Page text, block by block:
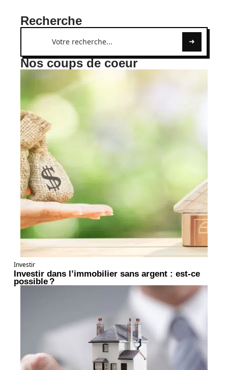
Recherche
Nos coups de coeur
Investir
Investir dans l’immobilier sans argent : est-ce
possible ?